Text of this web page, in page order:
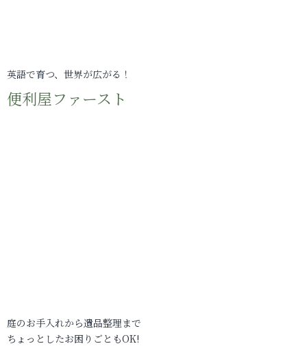
英語で育つ、世界が広がる！
便利屋ファースト
庭のお手入れから遺品整理まで
ちょっとしたお困りごともOK!